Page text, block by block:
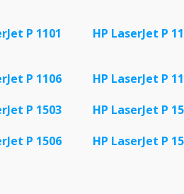
P 1101 HP LaserJet P
P 1106
HP LaserJet P
P 1503
HP LaserJet P
P 1506 HP LaserJet P